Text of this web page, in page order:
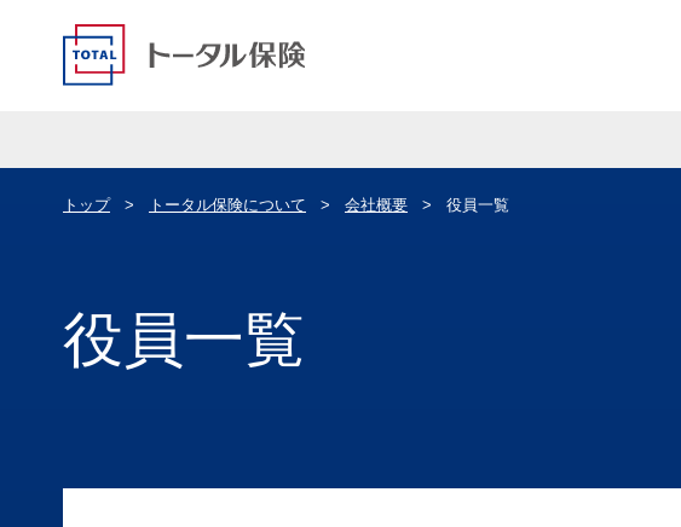
トップ トータル保険について 会社概要 役員一覧
役員一覧